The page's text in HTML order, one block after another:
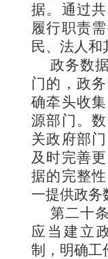
据。通过
履行职责
民、法人和
政务数
门的，政
确牵头收
源部门。
关政府部
及时完善
据的完整
一提供政务
第二十
应当建立
制，明确工